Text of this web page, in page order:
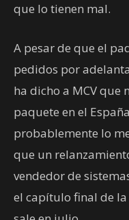
que lo tienen mal.
A pesar de que el
pedidos por
ha dicho a MCV que
paquete en el
probablemente lo
que un
vendedor de
el capítulo final de